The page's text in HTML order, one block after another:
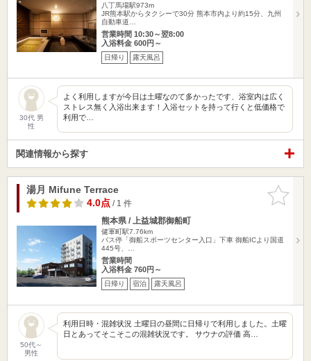
八丁馬場駅973m
JR熊本駅からタクシーで30分 熊本市内より約15分、九州
自動車道…
営業時間 10:30～翌8:00
入浴料金 600円～
日帰り 露天風呂
30代 男
性
よく利用しますが今日は土曜なのて多かったです、浴室内は広く
ストレス無く入浴出来ます！入浴セットを持って行くと低価格で
利用で…
関連情報から探す
お気に入
りに追加
湯月 Mifune Terrace
4.0点/ 1 件
熊本県 / 上益城郡御船町
健軍町駅7.76km
バス停「御船スポーツセンター入口」下車 御船ICより国道
445号、…
営業時間
入浴料金 760円～
日帰り 宿泊 露天風呂
50代～
男性
利用日時・混雑状況 土曜日の昼間に日帰りで利用しました。土曜
日とあってそこそこの混雑状況です。 サウナの評価 高…